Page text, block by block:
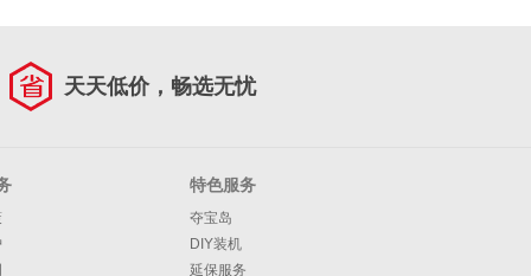
天天低价，畅选无忧
特色服务
夺宝岛
DIY装机
延保服务